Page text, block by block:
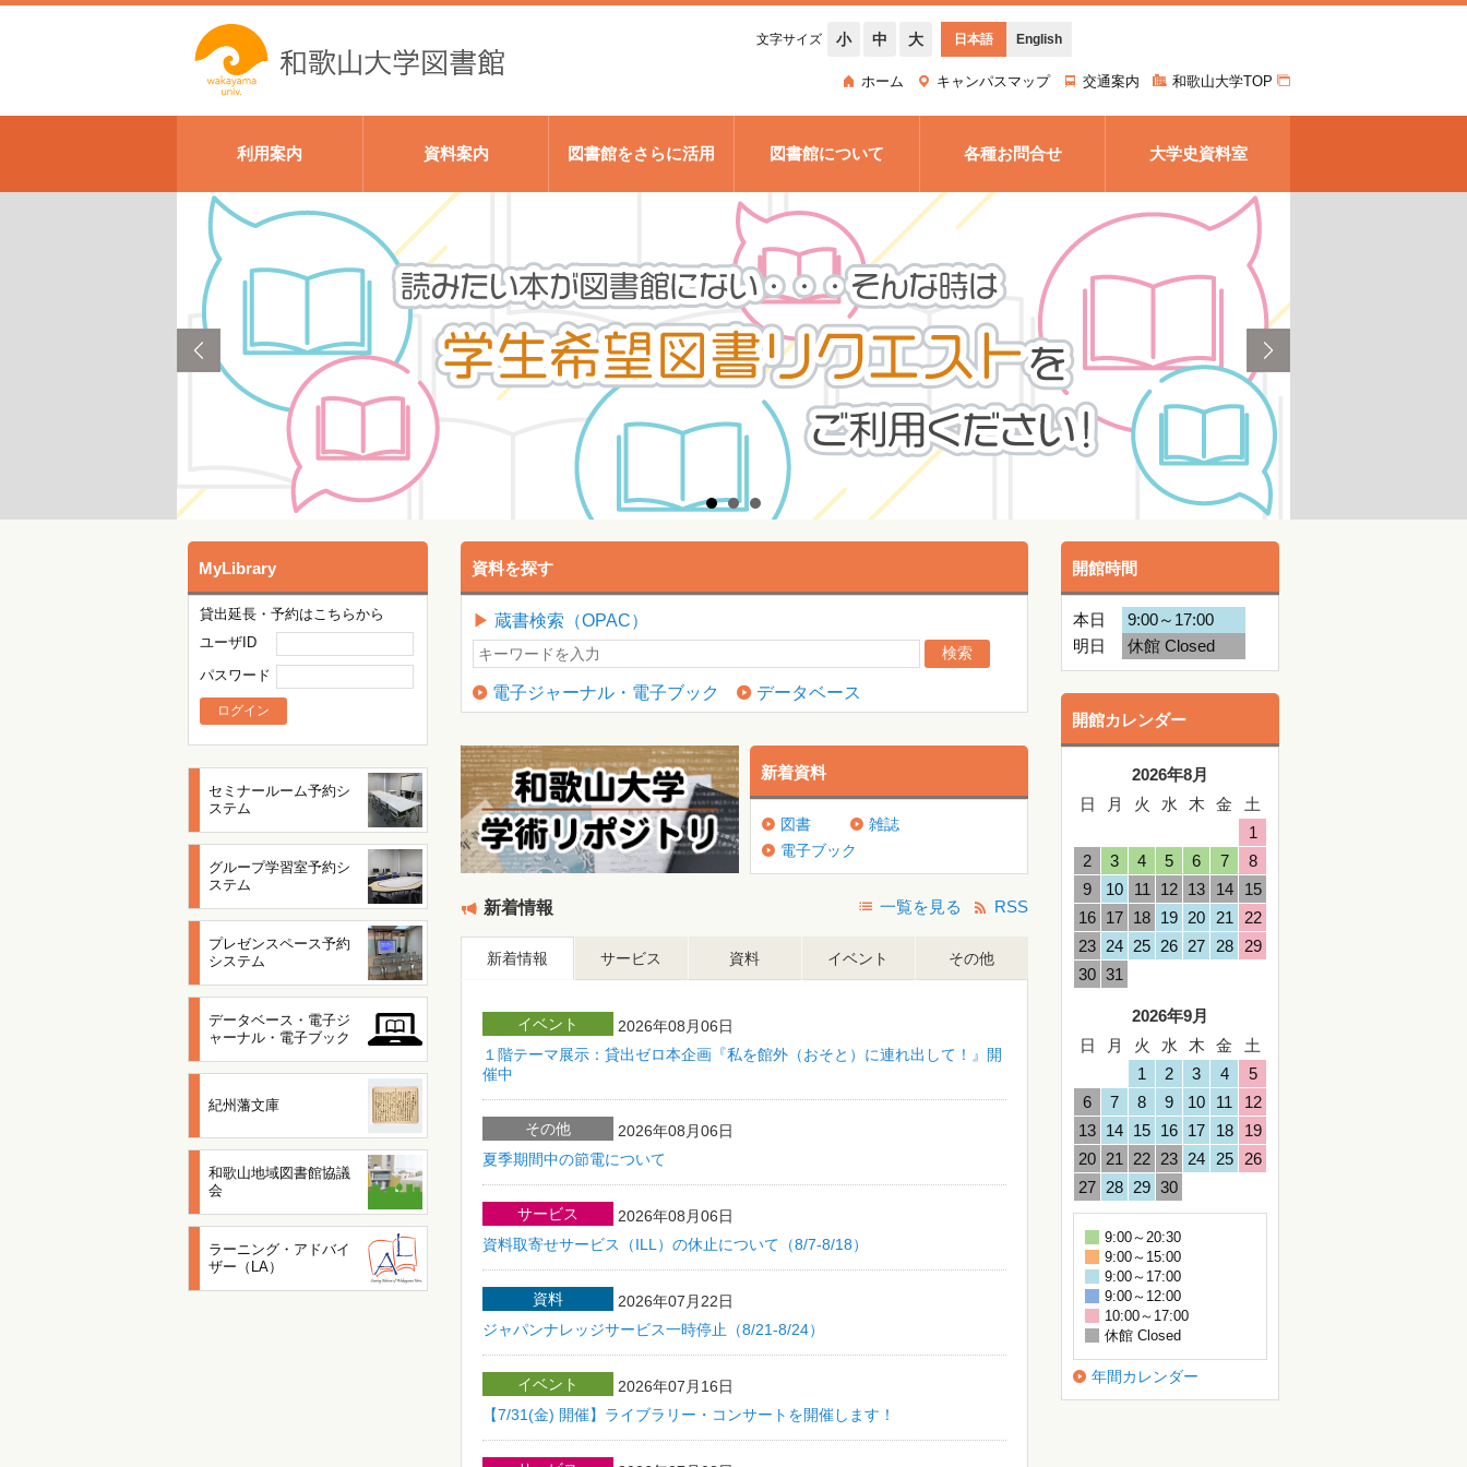
文字サイズ 小 中 大 日本語 English
ホーム キャンパスマップ 交通案内 和歌山大学TOP
利用案内 資料案内 図書館をさらに活用 図書館について 各種お問合せ 大学史資料室
資料を探す
▶ 蔵書検索（OPAC）
電子ジャーナル・電子ブック データベース
新着資料
図書
雑誌
電子ブック
新着情報 一覧を見る RSS
新着情報 サービス 資料 イベント その他
イベント
2026年08月06日
１階テーマ展示：貸出ゼロ本企画『私を館外（おそと）に連れ出して！』開
催中
その他
2026年08月06日
夏季期間中の節電について
サービス
2026年08月06日
資料取寄せサービス（ILL）の休止について（8/7-8/18）
資料
2026年07月22日
ジャパンナレッジサービス一時停止（8/21-8/24）
イベント
2026年07月16日
【7/31(金) 開催】ライブラリー・コンサートを開催します！
MyLibrary
貸出延長・予約はこちらから
ユーザID
パスワード
セミナールーム予約シ
ステム
グループ学習室予約シ
ステム
プレゼンスペース予約
システム
データベース・電子ジ
ャーナル・電子ブック
紀州藩文庫
和歌山地域図書館協議
会
ラーニング・アドバイ
ザー（LA）
開館時間
本日
9:00～17:00
明日
休館 Closed
開館カレンダー
2026年8月
日
月 火 水 木 金
土
1
2
3 4 5 6 7
8
9
10 11 12 13 14
15
16 17 18 19 20 21
22
23 24 25 26 27 28
29
30 31
2026年9月
日
月 火 水 木 金
土
1
2 3 4
5
6
7 8 9 10 11
12
13 14 15 16 17 18
19
20 21 22 23 24 25
26
27 28 29 30
9:00～20:30
9:00～15:00
9:00～17:00
9:00～12:00
10:00～17:00
休館 Closed
年間カレンダー